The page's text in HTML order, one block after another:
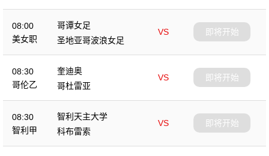
08:00
美女职
哥谭女足
VS
圣地亚哥波浪女足
即将开始
08:30
哥伦乙
奎迪奥
VS
哥杜雷亚
即将开始
08:30
智利甲
智利天主大学
VS
科布雷索
即将开始